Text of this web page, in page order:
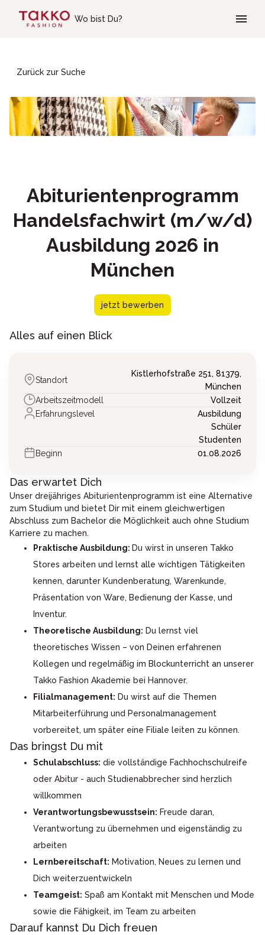
Wo bist Du?
Zurück zur Suche
Abiturientenprogramm
Handelsfachwirt (m/w/d)
Ausbildung 2026 in
München
jetzt bewerben
Alles auf einen Blick
Standort
Kistlerhofstraße 251, 81379,
München
Arbeitszeitmodell
Vollzeit
Erfahrungslevel
Ausbildung
Schüler
Studenten
Beginn
01.08.2026
Das erwartet Dich
Unser dreijähriges Abiturientenprogramm ist eine Alternative
zum Studium und bietet Dir mit einem gleichwertigen
Abschluss zum Bachelor die Möglichkeit auch ohne Studium
Karriere zu machen.
Praktische Ausbildung: Du wirst in unseren Takko
Stores arbeiten und lernst alle wichtigen Tätigkeiten
kennen, darunter Kundenberatung, Warenkunde,
Präsentation von Ware, Bedienung der Kasse, und
Inventur.
Theoretische Ausbildung: Du lernst viel
theoretisches Wissen – von Deinen erfahrenen
Kollegen und regelmäßig im Blockunterricht an unserer
Takko Fashion Akademie bei Hannover.
Filialmanagement: Du wirst auf die Themen
Mitarbeiterführung und Personalmanagement
vorbereitet, um später eine Filiale leiten zu können.
Das bringst Du mit
Schulabschluss: die vollständige Fachhochschulreife
oder Abitur - auch Studienabbrecher sind herzlich
willkommen
Verantwortungsbewusstsein: Freude daran,
Verantwortung zu übernehmen und eigenständig zu
arbeiten
Lernbereitschaft: Motivation, Neues zu lernen und
Dich weiterzuentwickeln
Teamgeist: Spaß am Kontakt mit Menschen und Mode
sowie die Fähigkeit, im Team zu arbeiten
Darauf kannst Du Dich freuen